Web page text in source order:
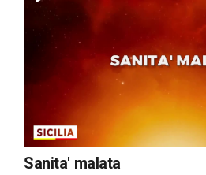
Sanita' malata